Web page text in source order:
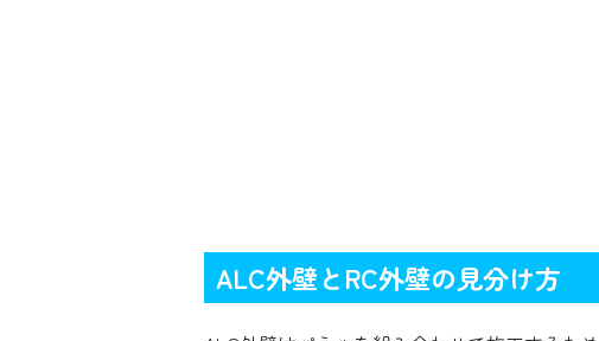
ALC外壁とRC外壁の見分け方